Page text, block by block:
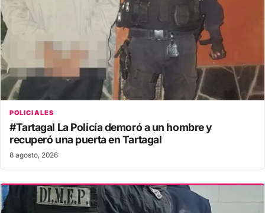
POLICIALES
#Tartagal La Policía demoró a un hombre y
recuperó una puerta en Tartagal
8 agosto, 2026